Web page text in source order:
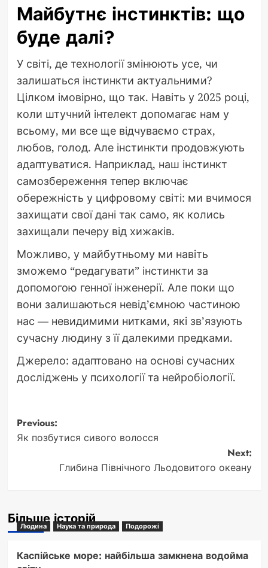
Майбутнє інстинктів: що
буде далі?
У світі, де технології змінюють усе, чи
залишаться інстинкти актуальними?
Цілком імовірно, що так. Навіть у 2025 році,
коли штучний інтелект допомагає нам у
всьому, ми все ще відчуваємо страх,
любов, голод. Але інстинкти продовжують
адаптуватися. Наприклад, наш інстинкт
самозбереження тепер включає
обережність у цифровому світі: ми вчимося
захищати свої дані так само, як колись
захищали печеру від хижаків.
Можливо, у майбутньому ми навіть
зможемо “редагувати” інстинкти за
допомогою генної інженерії. Але поки що
вони залишаються невід’ємною частиною
нас — невидимими нитками, які зв’язують
сучасну людину з її далекими предками.
Джерело: адаптовано на основі сучасних
досліджень у психології та нейробіології.
Post
navigation
Previous:
Як позбутися сивого волосся
Next:
Глибина Північного Льодовитого океану
Більше історій
Людина Наука та природа Подорожі
Каспійське море: найбільша замкнена водойма